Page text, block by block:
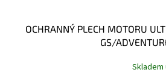
OCHRANNÝ PLECH MOTORU
GS/
Skladem